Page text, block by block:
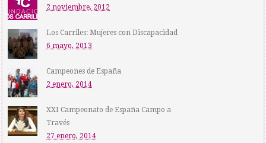
2 noviembre, 2012
Los Carriles: Mujeres con Discapacidad
6 mayo, 2013
Campeones de España
2 enero, 2014
XXI Campeonato de España Campo a
Través
27 enero, 2014